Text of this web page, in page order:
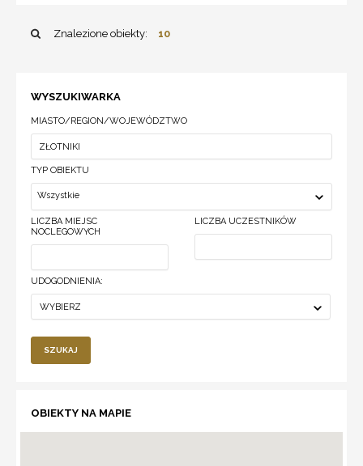
Znalezione obiekty: 10
WYSZUKIWARKA
MIASTO/REGION/WOJEWÓDZTWO
TYP OBIEKTU
Wszystkie
LICZBA MIEJSC
NOCLEGOWYCH
LICZBA UCZESTNIKÓW
UDOGODNIENIA:
WYBIERZ
SZUKAJ
OBIEKTY NA MAPIE